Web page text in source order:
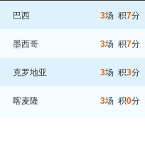
巴西 3场 积7分
墨西哥 3场 积7分
克罗地亚 3场 积3分
喀麦隆 3场 积0分